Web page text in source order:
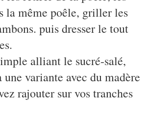
la même poêle, griller les
puis dresser le tout
alliant le sucré-salé,
variante avec du madère
rajouter sur vos tranches